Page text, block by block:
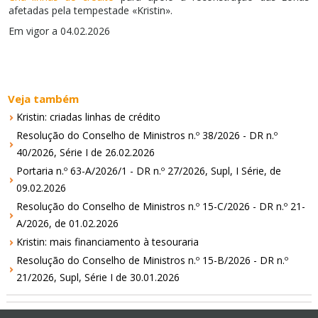
afetadas pela tempestade «Kristin».
Em vigor a 04.02.2026
Veja também
Kristin: criadas linhas de crédito
Resolução do Conselho de Ministros n.º 38/2026 - DR n.º
40/2026, Série I de 26.02.2026
Portaria n.º 63-A/2026/1 - DR n.º 27/2026, Supl, I Série, de
09.02.2026
Resolução do Conselho de Ministros n.º 15-C/2026 - DR n.º 21-
A/2026, de 01.02.2026
Kristin: mais financiamento à tesouraria
Resolução do Conselho de Ministros n.º 15-B/2026 - DR n.º
21/2026, Supl, Série I de 30.01.2026